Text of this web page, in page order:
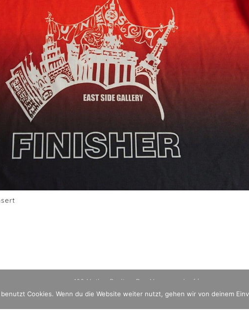
100 Meilen Berlin - Der Mauerweglauf |
benutzt Cookies. Wenn du die Website weiter nutzt, gehen wir von deinem